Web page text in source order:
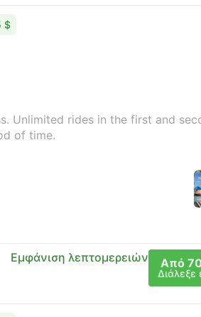
$
Unlimited rides in the first and
of time.
Εμφάνιση λεπτομερειών Από
Διάλεξε